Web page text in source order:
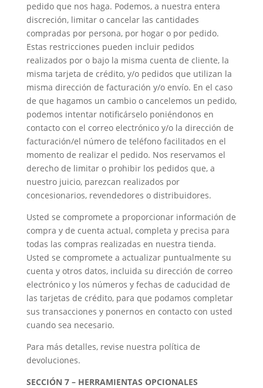
pedido que nos haga. Podemos, a nuestra entera
discreción, limitar o cancelar las cantidades
compradas por persona, por hogar o por pedido.
Estas restricciones pueden incluir pedidos
realizados por o bajo la misma cuenta de cliente, la
misma tarjeta de crédito, y/o pedidos que utilizan la
misma dirección de facturación y/o envío. En el caso
de que hagamos un cambio o cancelemos un pedido,
podemos intentar notificárselo poniéndonos en
contacto con el correo electrónico y/o la dirección de
facturación/el número de teléfono facilitados en el
momento de realizar el pedido. Nos reservamos el
derecho de limitar o prohibir los pedidos que, a
nuestro juicio, parezcan realizados por
concesionarios, revendedores o distribuidores.
Usted se compromete a proporcionar información de
compra y de cuenta actual, completa y precisa para
todas las compras realizadas en nuestra tienda.
Usted se compromete a actualizar puntualmente su
cuenta y otros datos, incluida su dirección de correo
electrónico y los números y fechas de caducidad de
las tarjetas de crédito, para que podamos completar
sus transacciones y ponernos en contacto con usted
cuando sea necesario.
Para más detalles, revise nuestra política de
devoluciones.
SECCIÓN 7 – HERRAMIENTAS OPCIONALES